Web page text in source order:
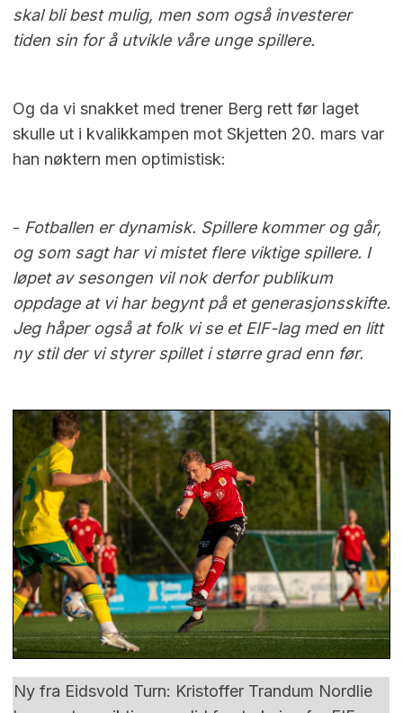
skal bli best mulig, men som også investerer
tiden sin for å utvikle våre unge spillere.
Og da vi snakket med trener Berg rett før laget
skulle ut i kvalikkampen mot Skjetten 20. mars var
han nøktern men optimistisk:
- Fotballen er dynamisk. Spillere kommer og går,
og som sagt har vi mistet flere viktige spillere. I
løpet av sesongen vil nok derfor publikum
oppdage at vi har begynt på et generasjonsskifte.
Jeg håper også at folk vi se et EIF-lag med en litt
ny stil der vi styrer spillet i større grad enn før.
Ny fra Eidsvold Turn: Kristoffer Trandum Nordlie